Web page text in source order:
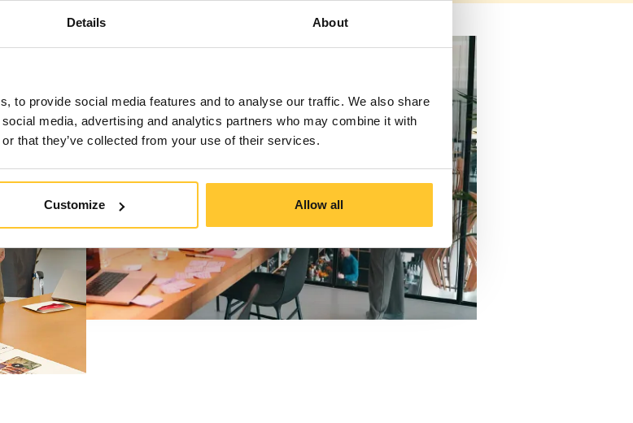
Details About
to provide social media features and to analyse our traffic. We also share
media, advertising and analytics partners who may combine it with
that they’ve collected from your use of their services.
Customize Allow all